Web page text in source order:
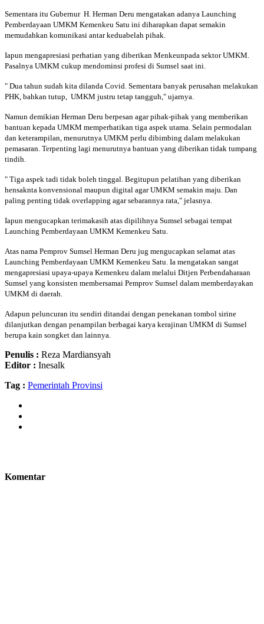
Sementara itu Gubernur H. Herman Deru mengatakan adanya Launching
Pemberdayaan UMKM Kemenkeu Satu ini diharapkan dapat semakin
memudahkan komunikasi antar keduabelah pihak.
Iapun mengapresiasi perhatian yang diberikan Menkeunpada sektor UMKM.
Pasalnya UMKM cukup mendominsi profesi di Sumsel saat ini.
" Dua tahun sudah kita dilanda Covid. Sementara banyak perusahan melakukan
PHK, bahkan tutup, UMKM justru tetap tangguh," ujarnya.
Namun demikian Herman Deru berpesan agar pihak-pihak yang memberikan
bantuan kepada UMKM memperhatikan tiga aspek utama. Selain permodalan
dan keterampilan, menurutnya UMKM perlu dibimbing dalam melakukan
pemasaran. Terpenting lagi menurutnya bantuan yang diberikan tidak tumpang
tindih.
" Tiga aspek tadi tidak boleh tinggal. Begitupun pelatihan yang diberikan
hensaknta konvensional maupun digital agar UMKM semakin maju. Dan
paling penting tidak overlapping agar sebarannya rata," jelasnya.
Iapun mengucapkan terimakasih atas dipilihnya Sumsel sebagai tempat
Launching Pemberdayaan UMKM Kemenkeu Satu.
Atas nama Pemprov Sumsel Herman Deru jug mengucapkan selamat atas
Launching Pemberdayaan UMKM Kemenkeu Satu. Ia mengatakan sangat
mengapresiasi upaya-upaya Kemenkeu dalam melalui Ditjen Perbendaharaan
Sumsel yang konsisten membersamai Pemprov Sumsel dalam memberdayakan
UMKM di daerah.
Adapun peluncuran itu sendiri ditandai dengan penekanan tombol sirine
dilanjutkan dengan penampilan berbagai karya kerajinan UMKM di Sumsel
berupa kain songket dan lainnya.
Penulis : Reza Mardiansyah
Editor : Inesalk
Tag : Pemerintah Provinsi
Komentar